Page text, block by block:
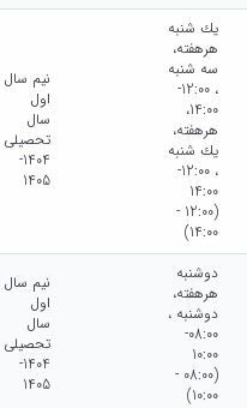
يك شنبه
هرهفته،
سه شنبه
، 12:00-
14:00،
هرهفته،
يك شنبه
، 12:00-
14:00
(12:00 -
14:00)
نیم سال
اول
سال
تحصیلی
1404-
1405
دوشنبه
هرهفته،
دوشنبه ،
08:00-
10:00
(08:00 -
10:00)
نیم سال
اول
سال
تحصیلی
1404-
1405